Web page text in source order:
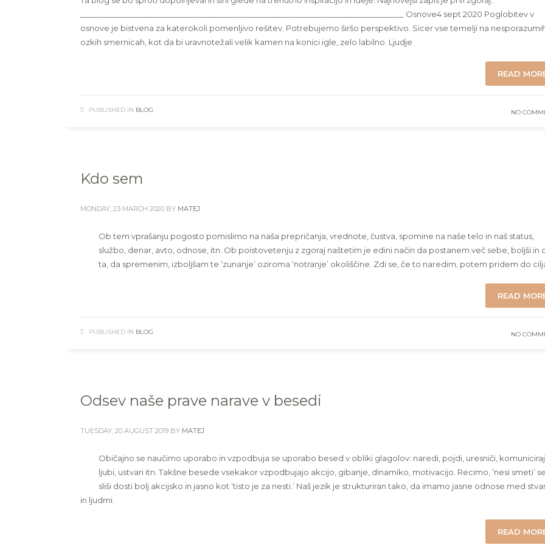
____________________________________________________________________________ Osnove4 sept 2020 Poglobitev v
osnove je bistvena za katerokoli pomenljivo rešitev. Potrebujemo širšo perspektivo. Sicer vse temelji na
ozkih smernicah, kot da bi uravnotežali velik kamen na konici igle, zelo labilno. Ljudje
READ
PUBLISHED IN BLOG NO
Kdo sem
MONDAY, 23 MARCH 2020 BY MATEJ
Ob tem vprašanju pogosto pomislimo na naša prepričanja, vrednote, čustva, spomine na naše telo in naš status,
službo, denar, avto, odnose, itn. Ob poistovetenju z zgoraj naštetim je edini način da postanem več sebe, boljši in
ta, da spremenim, izboljšam te ‘zunanje’ oziroma ‘notranje’ okoliščine. Zdi se, če to naredim, potem pridem do
READ
PUBLISHED IN BLOG NO
Odsev naše prave narave v besedi
TUESDAY, 20 AUGUST 2019 BY MATEJ
Običajno se naučimo uporabo in vzpodbuja se uporabo besed v obliki glagolov: naredi, pojdi, uresniči, komuniciraj,
ljubi, ustvari itn. Takšne besede vsekakor vzpodbujajo akcijo, gibanje, dinamiko, motivacijo. Recimo, ‘nesi smeti’ se
sliši dosti bolj akcijsko in jasno kot ’tisto je za nesti.’ Naš jezik je strukturiran tako, da imamo jasne odnose med
in ljudmi.
READ